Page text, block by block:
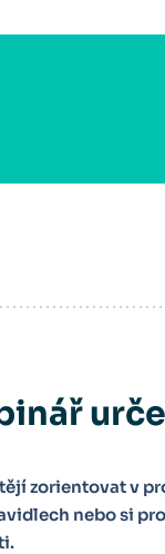
zorientovat v
nebo si